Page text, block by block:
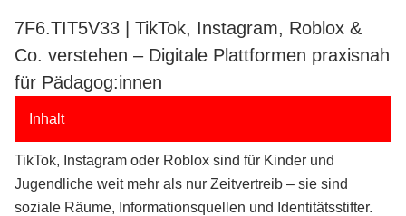
7F6.TIT5V33 | TikTok, Instagram, Roblox &
Co. verstehen – Digitale Plattformen praxisnah
für Pädagog:innen
Inhalt
TikTok, Instagram oder Roblox sind für Kinder und
Jugendliche weit mehr als nur Zeitvertreib – sie sind
soziale Räume, Informationsquellen und Identitätsstifter.